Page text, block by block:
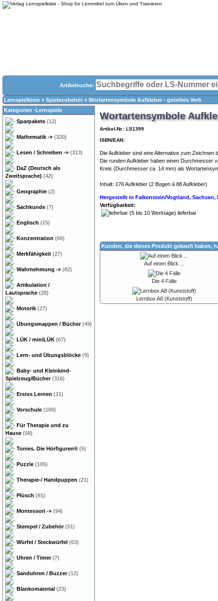
Artikelsuche:
Lernspielkiste » Spielezubehör » Wortartensymbole Aufkleber - geteiltes Verb
Wortartensymbole
Artikel-Nr.: LS1399
ISBN/EAN:
Die Aufkleber sind eine Alternative zum Zeichnen
Die runden Aufkleber haben einen Durchmesser
Kreis (Durchmesser ca. 14 mm) als
Inhalt: 176 Aufkleber (2 Bogen á 88 Aufkleber)
Hergestellt in Falkenstein/Vogtland, Sachsen,
Verfügbarkeit:
lieferbar
Kunden, die dieses Produkt gekauft haben,
Auf einen Blick ...
Die 4 Fälle
Lernbox A8 (Kunststoff)
Kategorien -Lernspiele
Sparpakete (12)
Mathematik -» (320)
Lesen / Schreiben -» (313)
DaZ (Deutsch als
Zweitsprache) (42)
Geographie (2)
Sachkunde (7)
Englisch (15)
Konzentration (60)
Merkfähigkeit (27)
Wahrnehmung -» (82)
Artikulation /
Lautsprache (28)
Motorik (27)
Übungsmappen / Bücher(49)
LÜK / miniLÜK (67)
Lern- und Übungsblöcke (9)
Baby- und Kleinkind-
Spielzeug/Bücher(316)
Erstes Lernen (31)
Vorschule (100)
Für Therapie und zu
Hause (58)
Tonies. Die Hörfiguren® (5)
Puzzle (105)
Therapie-/ Handpuppen (21)
Plüsch (91)
Montessori -» (94)
Stempel / Zubehör(51)
Würfel / Steckwürfel (63)
Uhren / Timer(7)
Sanduhren / Buzzer(12)
Blankomaterial (23)